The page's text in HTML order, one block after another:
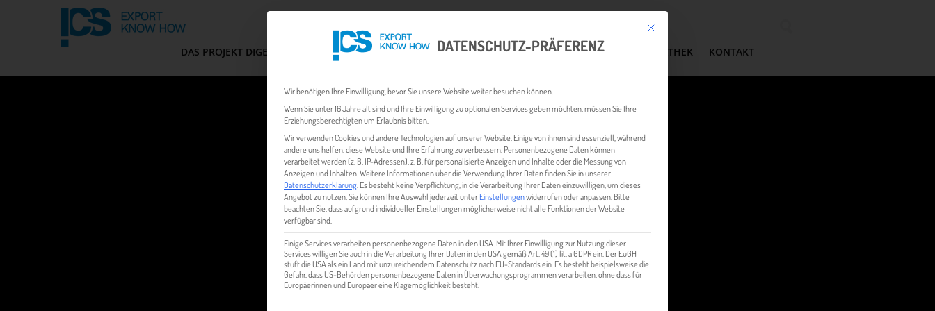
DAS PROJEKT DIGEM FIT CHECK EXPORT BUSINESS PLÄNE EVENTS & NEWS INHALT MEDIATHEK KONTAKT
KROATIEN | FIRMENGRÜNDUNG
Mit diesem Button wird der Dialog geschlossen. Seine Funktionalität ist identisch mit der
DATENSCHUTZ-PRÄFERENZ
Wir benötigen Ihre Einwilligung, bevor Sie unsere Website weiter besuchen können.
Wenn Sie unter 16 Jahre alt sind und Ihre Einwilligung zu optionalen Services geben möchten, müssen Sie Ihre
Erziehungsberechtigten um Erlaubnis bitten.
Wir verwenden Cookies und andere Technologien auf unserer Website. Einige von ihnen sind essenziell, während
andere uns helfen, diese Website und Ihre Erfahrung zu verbessern. Personenbezogene Daten können
verarbeitet werden (z. B. IP-Adressen), z. B. für personalisierte Anzeigen und Inhalte oder die Messung von
Anzeigen und Inhalten. Weitere Informationen über die Verwendung Ihrer Daten finden Sie in unserer
Datenschutzerklärung Es besteht keine Verpflichtung, in die Verarbeitung Ihrer Daten einzuwilligen, um dieses
Angebot zu nutzen. Sie können Ihre Auswahl jederzeit unterEinstellungenwiderrufen oder anpassen. Bitte
beachten Sie, dass aufgrund individueller Einstellungen möglicherweise nicht alle Funktionen der Website
verfügbar sind.
Einige Services verarbeiten personenbezogene Daten in den USA. Mit Ihrer Einwilligung zur Nutzung dieser
Services willigen Sie auch in die Verarbeitung Ihrer Daten in den USA gemäß Art. 49 (1) lit. a GDPR ein. Der EuGH
stuft die USA als ein Land mit unzureichendem Datenschutz nach EU-Standards ein. Es besteht beispielsweise die
Gefahr, dass US-Behörden personenbezogene Daten in Überwachungsprogrammen verarbeiten, ohne dass für
Europäerinnen und Europäer eine Klagemöglichkeit besteht.